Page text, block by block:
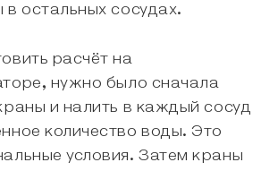
в остальных сосудах.
расчёт на
нужно было сначала
и налить в каждый сосуд
количество воды. Это
условия. Затем краны